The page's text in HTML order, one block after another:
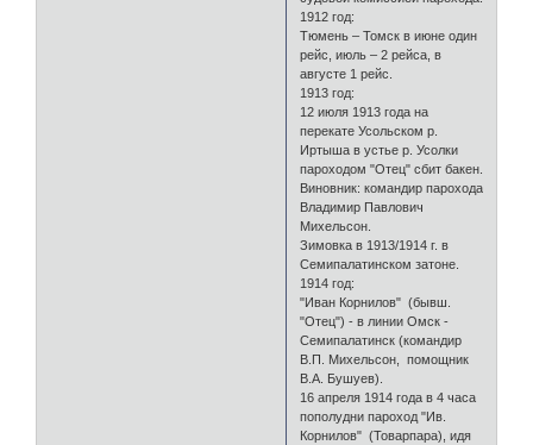
1912 год:
Тюмень – Томск в июне один
рейс, июль – 2 рейса, в
августе 1 рейс.
1913 год:
12 июля 1913 года на
перекате Усольском р.
Иртыша в устье р. Усолки
пароходом "Отец" сбит бакен.
Виновник: командир парохода
Владимир Павлович
Михельсон.
Зимовка в 1913/1914 г. в
Семипалатинском затоне.
1914 год:
"Иван Корнилов" (бывш.
"Отец") - в линии Омск -
Семипалатинск (командир
В.П. Михельсон, помощник
В.А. Бушуев).
16 апреля 1914 года в 4 часа
пополудни пароход "Ив.
Корнилов" (Товарпара), идя